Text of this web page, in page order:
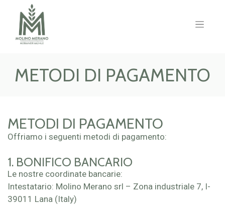
METODI DI PAGAMENTO
METODI DI PAGAMENTO
Offriamo i seguenti metodi di pagamento:
1. BONIFICO BANCARIO
Le nostre coordinate bancarie:
Intestatario: Molino Merano srl – Zona industriale 7, I-
39011 Lana (Italy)